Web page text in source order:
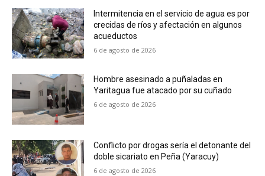
Intermitencia en el servicio de agua es por
crecidas de ríos y afectación en algunos
acueductos
6 de agosto de 2026
Hombre asesinado a puñaladas en
Yaritagua fue atacado por su cuñado
6 de agosto de 2026
Conflicto por drogas sería el detonante del
doble sicariato en Peña (Yaracuy)
6 de agosto de 2026